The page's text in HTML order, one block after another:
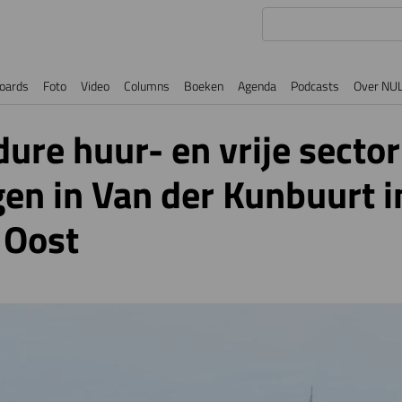
Foto Video Columns Boeken Agenda Podcasts Over
huur- en vrije sector
in Van der Kunbuurt